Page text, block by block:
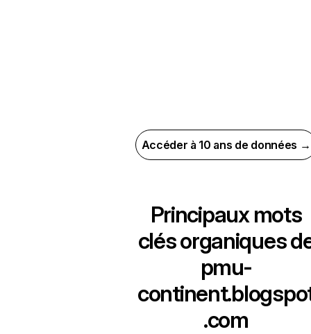
Accéder à 10 ans de données →
Principaux mots
clés organiques
pmu-
.com